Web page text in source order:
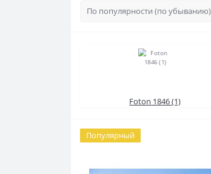
Foton 1846 (1)
Популярный